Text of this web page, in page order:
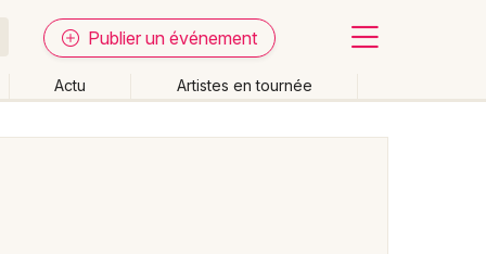
Publier un événement
Actu Artistes en tournée